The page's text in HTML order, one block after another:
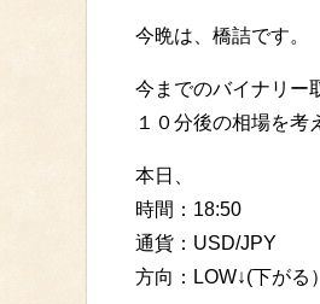
今晩は、橋詰です。
今までのバイナリー
１０分後の相場を考
本日、
時間：18:50
通貨：USD/JPY
方向：LOW↓(下がる）